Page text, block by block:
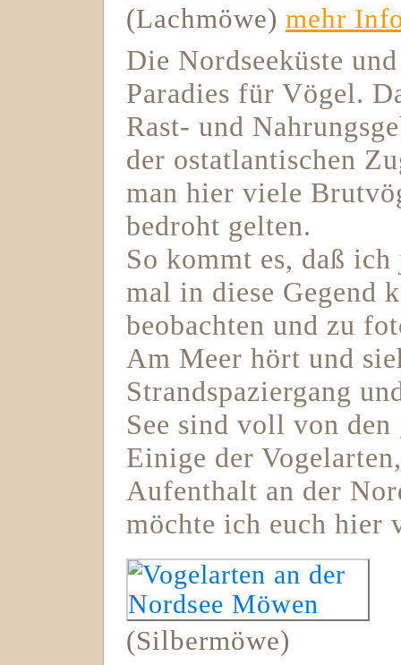
(Lachmöwe) mehr
Die Nordseeküste
Paradies für Vögel.
Rast- und
der ostatlantischen
man hier viele
bedroht gelten.
So kommt es, daß ich
mal in diese Gegend
beobachten und zu
Am Meer hört und
Strandspaziergang
See sind voll von den
Einige der
Aufenthalt an der
möchte ich euch hier
(Silbermöwe)